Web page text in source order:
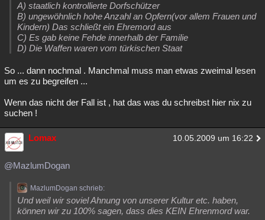
A) staatlich kontrollierte Dorfschützer
B) ungewöhnlich hohe Anzahl an Opfern(vor allem Frauen und
Kindern) Das schließt ein Ehremord aus
C) Es gab keine Fehde innerhalb der Familie
D) Die Waffen waren vom türkischen Staat
So ... dann nochmal . Manchmal muss man etwas zweimal lesen
um es zu begreifen ...
Wenn das nicht der Fall ist , hat das was du schreibst hier nix zu
suchen !
Lomax 10.05.2009 um 16:22
@MazlumDogan
MazlumDogan schrieb:
Und weil wir soviel Ahnung von unserer Kultur etc. haben,
können wir zu 100% sagen, dass dies KEIN Ehrenmord war.